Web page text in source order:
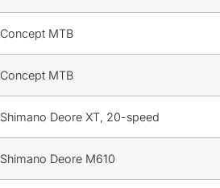
Concept MTB
Concept MTB
Shimano Deore XT, 20-speed
Shimano Deore M610